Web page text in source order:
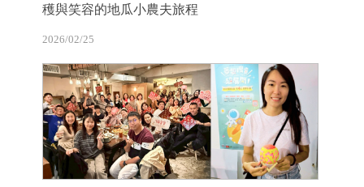
穫與笑容的地瓜小農夫旅程
2026/02/25